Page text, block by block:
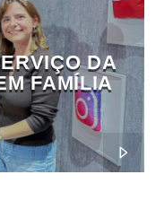
DA
EM FAMÍLIA